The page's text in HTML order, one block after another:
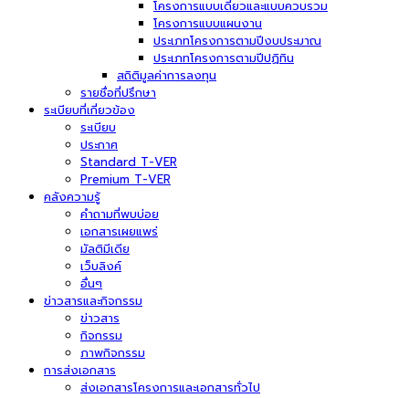
โครงการแบบเดี่ยวและแบบควบรวม
โครงการแบบแผนงาน
ประเภทโครงการตามปีงบประมาณ
ประเภทโครงการตามปีปฏิทิน
สถิติมูลค่าการลงทุน
รายชื่อที่ปรึกษา
ระเบียบที่เกี่ยวข้อง
ระเบียบ
ประกาศ
Standard T-VER
Premium T-VER
คลังความรู้
คำถามที่พบบ่อย
เอกสารเผยแพร่
มัลติมีเดีย
เว็บลิงค์
อื่นๆ
ข่าวสารและกิจกรรม
ข่าวสาร
กิจกรรม
ภาพกิจกรรม
การส่งเอกสาร
ส่งเอกสารโครงการและเอกสารทั่วไป